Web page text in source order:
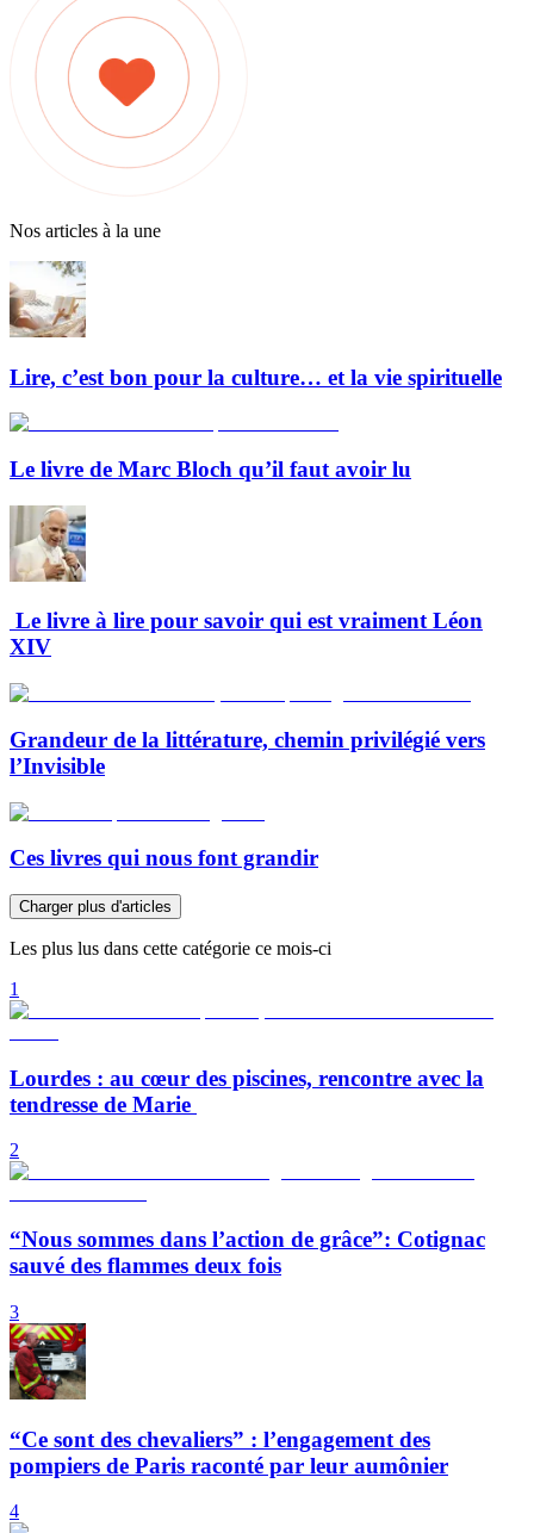
Nos articles à la une
Lire, c’est bon pour la culture… et la vie spirituelle
Le livre de Marc Bloch qu’il faut avoir lu
Le livre à lire pour savoir qui est vraiment Léon
XIV
Grandeur de la littérature, chemin privilégié vers
l’Invisible
Ces livres qui nous font grandir
Charger plus d'articles
Les plus lus dans cette catégorie ce mois-ci
1
Lourdes : au cœur des piscines, rencontre avec la
tendresse de Marie
2
“Nous sommes dans l’action de grâce”: Cotignac
sauvé des flammes deux fois
3
“Ce sont des chevaliers” : l’engagement des
pompiers de Paris raconté par leur aumônier
4